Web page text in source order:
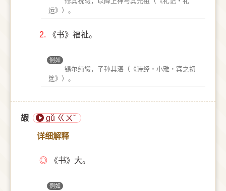
运》）。
2. 《书》福祉。
例如
锡尔纯嘏，子孙其湛（《诗经‧小雅‧宾之初
筵》）。
嘏 gǔ ㄍㄨˇ
详细解释
◎ 《书》大。
例如